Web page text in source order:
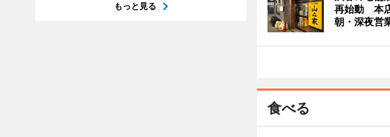
再始動 本店
朝・深夜営
食べる
もっと見る